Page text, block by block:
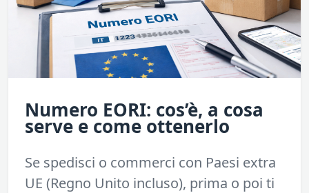
Numero EORI: cos’è, a cosa
serve e come ottenerlo
Se spedisci o commerci con Paesi extra
UE (Regno Unito incluso), prima o poi ti